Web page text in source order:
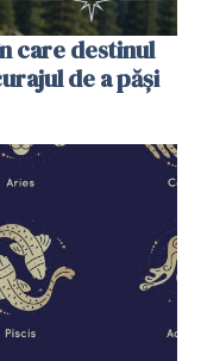
care destinul
de a păși